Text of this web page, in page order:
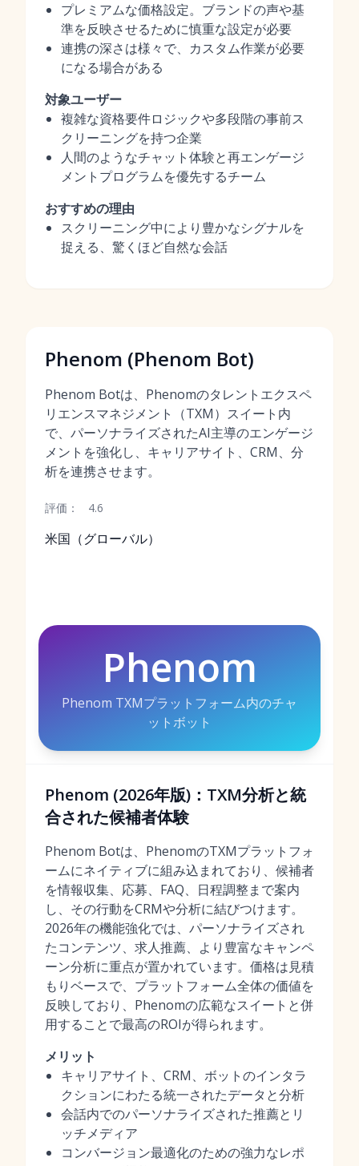
プレミアムな価格設定。ブランドの声や基
準を反映させるために慎重な設定が必要
連携の深さは様々で、カスタム作業が必要
になる場合がある
対象ユーザー
複雑な資格要件ロジックや多段階の事前ス
クリーニングを持つ企業
人間のようなチャット体験と再エンゲージ
メントプログラムを優先するチーム
おすすめの理由
スクリーニング中により豊かなシグナルを
捉える、驚くほど自然な会話
Phenom (Phenom Bot)
Phenom Botは、Phenomのタレントエクスペ
リエンスマネジメント（TXM）スイート内
で、パーソナライズされたAI主導のエンゲージ
メントを強化し、キャリアサイト、CRM、分
析を連携させます。
評価： 4.6
米国（グローバル）
Phenom
Phenom TXMプラットフォーム内のチャ
ットボット
Phenom (2026年版)：TXM分析と統
合された候補者体験
Phenom Botは、PhenomのTXMプラットフォ
ームにネイティブに組み込まれており、候補者
を情報収集、応募、FAQ、日程調整まで案内
し、その行動をCRMや分析に結びつけます。
2026年の機能強化では、パーソナライズされ
たコンテンツ、求人推薦、より豊富なキャンペ
ーン分析に重点が置かれています。価格は見積
もりベースで、プラットフォーム全体の価値を
反映しており、Phenomの広範なスイートと併
用することで最高のROIが得られます。
メリット
キャリアサイト、CRM、ボットのインタラ
クションにわたる統一されたデータと分析
会話内でのパーソナライズされた推薦とリ
ッチメディア
コンバージョン最適化のための強力なレポ